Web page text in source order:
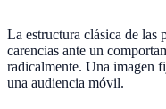
La estructura clásica de las
carencias ante un
radicalmente. Una imagen
una audiencia móvil.